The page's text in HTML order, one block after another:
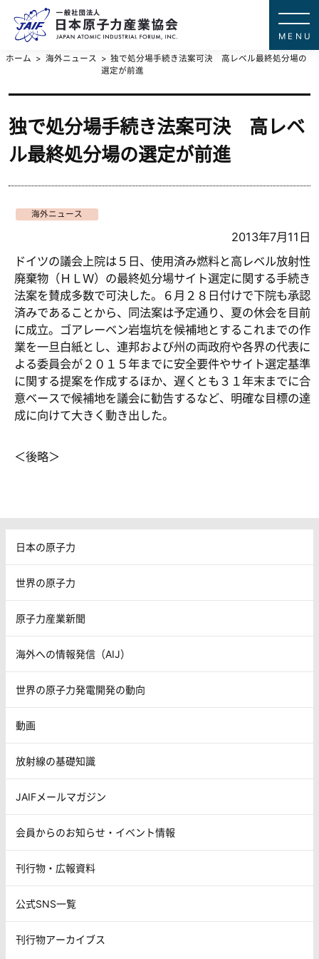
ホーム 海外ニュース
独で処分場手続き法案可決 高レベル最終処分場の
選定が前進
独で処分場手続き法案可決 高レベ
ル最終処分場の選定が前進
海外ニュース
2013年7月11日
ドイツの議会上院は５日、使用済み燃料と高レベル放射性
廃棄物（ＨＬＷ）の最終処分場サイト選定に関する手続き
法案を賛成多数で可決した。６月２８日付けで下院も承認
済みであることから、同法案は予定通り、夏の休会を目前
に成立。ゴアレーベン岩塩坑を候補地とするこれまでの作
業を一旦白紙とし、連邦および州の両政府や各界の代表に
よる委員会が２０１５年までに安全要件やサイト選定基準
に関する提案を作成するほか、遅くとも３１年末までに合
意ベースで候補地を議会に勧告するなど、明確な目標の達
成に向けて大きく動き出した。
＜後略＞
日本の原子力
世界の原子力
原子力産業新聞
海外への情報発信（AIJ）
世界の原子力発電開発の動向
動画
放射線の基礎知識
JAIFメールマガジン
会員からのお知らせ・イベント情報
刊行物・広報資料
公式SNS一覧
刊行物アーカイブス